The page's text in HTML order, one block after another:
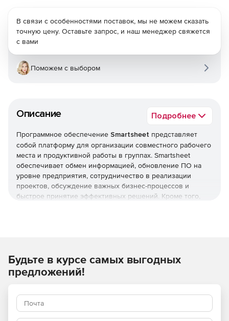
Описание Подробнее
Программное обеспечение Smartsheet представляет
собой платформу для организации совместного рабочего
места и продуктивной работы в группах. Smartsheet
обеспечивает обмен информацией, обновление ПО на
уровне предприятия, сотрудничество в реализации
проектов, обсуждение важных бизнес-процессов и
быстрое принятие эффективных решений. Кроме того,
Работа с несколькими соавторами
проектом, можно предоставить им доступ к таблице. При
предоставлении доступа к таблице администратор может
назначить соавтору права наблюдателя, редактора или
В связи с особенностями поставок, мы не можем сказать
точную цену. Оставьте запрос, и наш менеджер свяжется
с вами
Поможем с выбором
Будьте в курсе самых выгодных
предложений!